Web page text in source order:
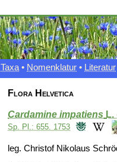
Taxa • Nomenklatur • Literatur
Flora Helvetica
Cardamine impatiens
Sp. Pl.: 655. 1753
leg. Christof Nikolaus